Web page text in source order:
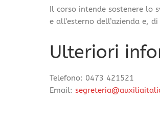
Il corso intende sostenere lo
e all’esterno dell’azienda e,
Ulteriori
Telefono: 0473 421521
Email: